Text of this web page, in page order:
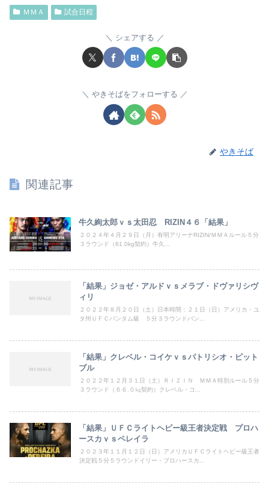
ＭＭＡ 試合日程
シェアする
やきそばをフォローする
やきそば
関連記事
牛久絢太郎ｖｓ太田忍 RIZIN４６「結果」
２０２４年４月２９日（月）有明アリーナRIZIN/ＭＭＡルール５分
３ラウンド（61.0kg契約）牛久...
「結果」ジョゼ・アルドｖｓメラブ・ドヴァリシヴ
ィリ
２０２２年８月２０日（土）日本時間：２１日（日）アメリカ・ユ
タ州ＵＦＣバンタム級 ５分３ラウンドバン...
「結果」クレベル・コイケｖｓパトリシオ・ピット
ブル
２０２２年１２月３１日（土）ＲＩＺＩＮ ＭＭＡ特別ルール５分
３ラウンド（６６.０㎏契約）クレベル・コ...
「結果」ＵＦＣライトヘビー級王者決定戦 プロハ
ースカｖｓペレイラ
２０２３年１１月１２日（日）アメリカＵＦＣライトヘビー級王者
決定戦５分５ラウンドイリー・プロハースカ...